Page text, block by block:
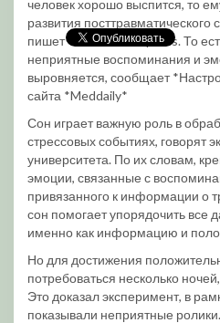
человек хорошо выспится, то
развития посттравматического
пишет The Indian Express. То
неприятные воспоминания и
выровняется, сообщает
сайта *Meddaily*
Сон играет важную роль в
стрессовых событиях, говорят
университета. По их словам,
эмоции, связанные с
привязанного к информации о
сон помогает упорядочить все
именно как информацию и
Но для достижения
потребоваться несколько
Это доказал эксперимент, в
показывали неприятные